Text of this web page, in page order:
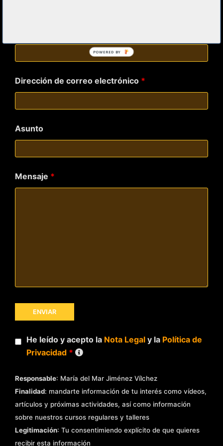
Dirección de correo electrónico *
Asunto
Mensaje *
He leído y acepto la Nota Legaly la Política de
Privacidad *
Responsable: María del Mar Jiménez Vílchez
Finalidad: mandarte información de tu interés como vídeos,
artículos y próximas actividades, así como información
sobre nuestros cursos regulares y talleres
Legitimación: Tu consentimiendo explícito de que quieres
recibir esta información
POWERED BY